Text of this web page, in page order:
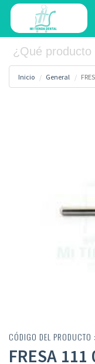
Inicio General
CÓDIGO DEL
FRESA 111